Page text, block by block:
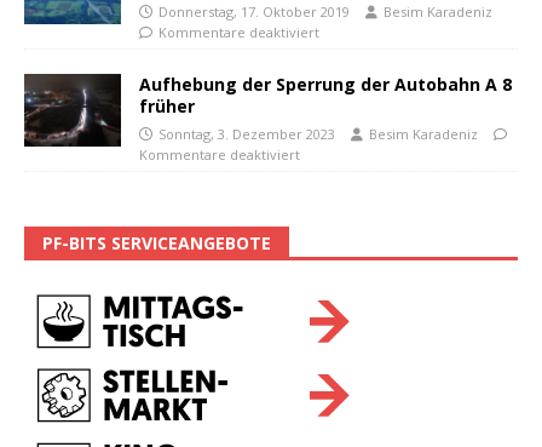
Donnerstag, 17. Oktober 2019
Besim Karadeniz
Kommentare deaktiviert
Aufhebung der Sperrung der Autobahn A 8
früher
Sonntag, 3. Dezember 2023
Besim Karadeniz
Kommentare deaktiviert
PF-BITS SERVICEANGEBOTE